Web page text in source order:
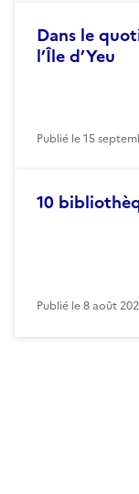
Dans le
l’Île d’Yeu
Publié le15
10
Publié le8 août